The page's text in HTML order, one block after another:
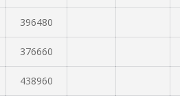
396480
376660
438960